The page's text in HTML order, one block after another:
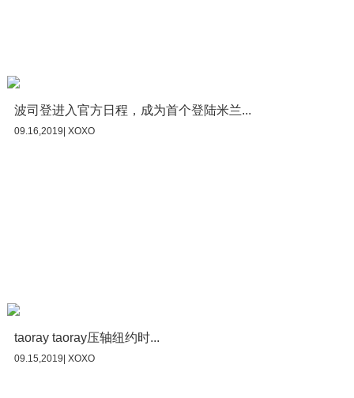
波司登进入官方日程，成为首个登陆米兰...
09.16,2019| XOXO
taoray taoray压轴纽约时...
09.15,2019| XOXO